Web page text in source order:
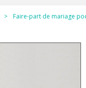
Faire-part de mariage